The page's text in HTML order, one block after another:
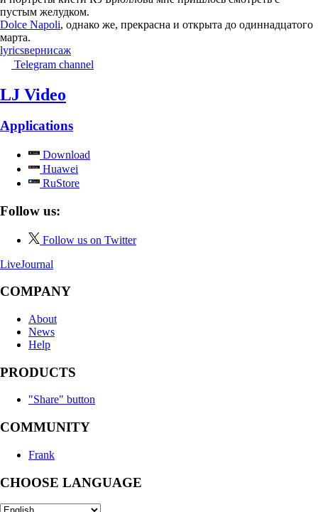
пустым желудком.
Dolce Napoli, однако же, прекрасна и открыта до одиннадцатого
марта.
lyricsвернисаж
Telegram channel
LJ Video
Applications
Download
Huawei
RuStore
Follow us:
Follow us on Twitter
LiveJournal
COMPANY
About
News
Help
PRODUCTS
"Share" button
COMMUNITY
Frank
CHOOSE LANGUAGE